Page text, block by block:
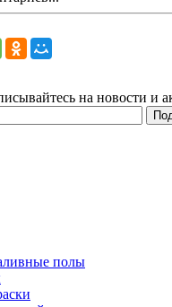
на новости и
полы